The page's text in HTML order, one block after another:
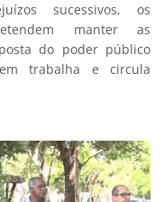
sucessivos, os
manter as
do poder público
trabalha e circula